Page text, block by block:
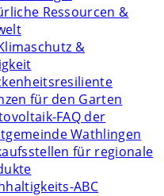
Ressourcen &
&
für den Garten
FAQ der
Wathlingen
für regionale
ABC